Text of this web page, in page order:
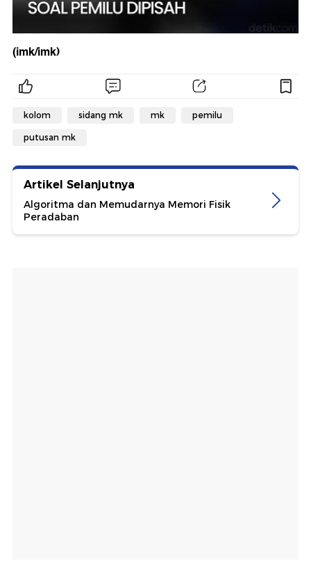
(imk/imk)
kolom sidang mk mk pemilu
putusan mk
Artikel Selanjutnya
Algoritma dan Memudarnya Memori Fisik
Peradaban